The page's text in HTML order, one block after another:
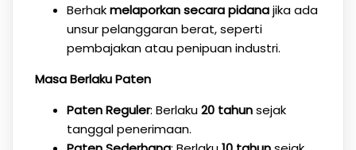
Berhakmelaporkan secara pidanajika ada
unsur pelanggaran berat, seperti
pembajakan atau penipuan industri.
Masa Berlaku Paten
Paten Reguler: Berlaku20 tahunsejak
tanggal penerimaan.